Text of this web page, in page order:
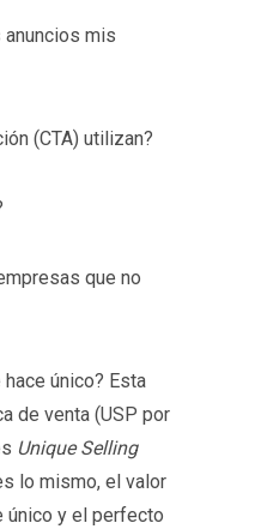
anuncios mis
(CTA) utilizan?
que no
único? Esta
de venta (USP por
Unique Selling
lo mismo, el valor
único y el perfecto